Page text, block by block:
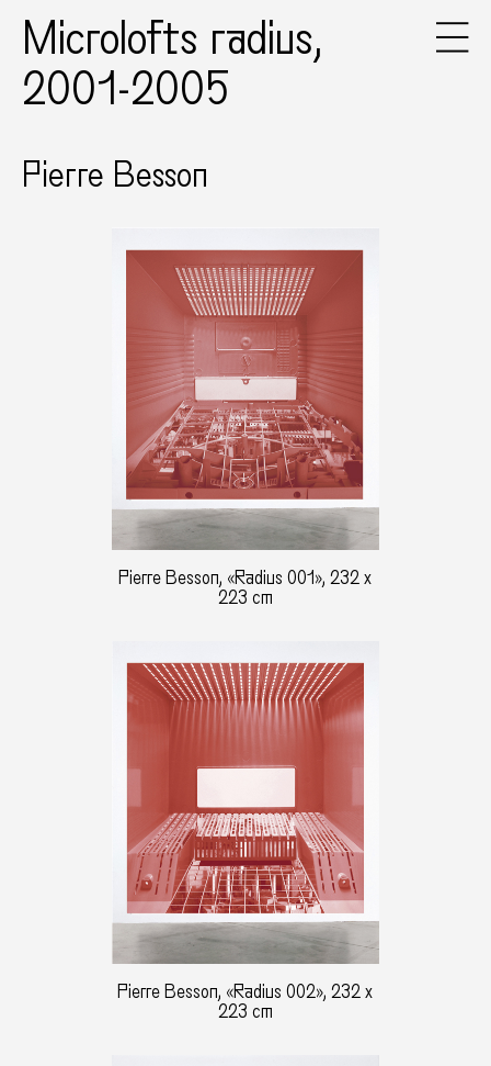
Microlofts radius,
2001-2005
Pierre Besson
Pierre Besson, «Radius 001», 232 x
223 cm
Pierre Besson, «Radius 002», 232 x
223 cm